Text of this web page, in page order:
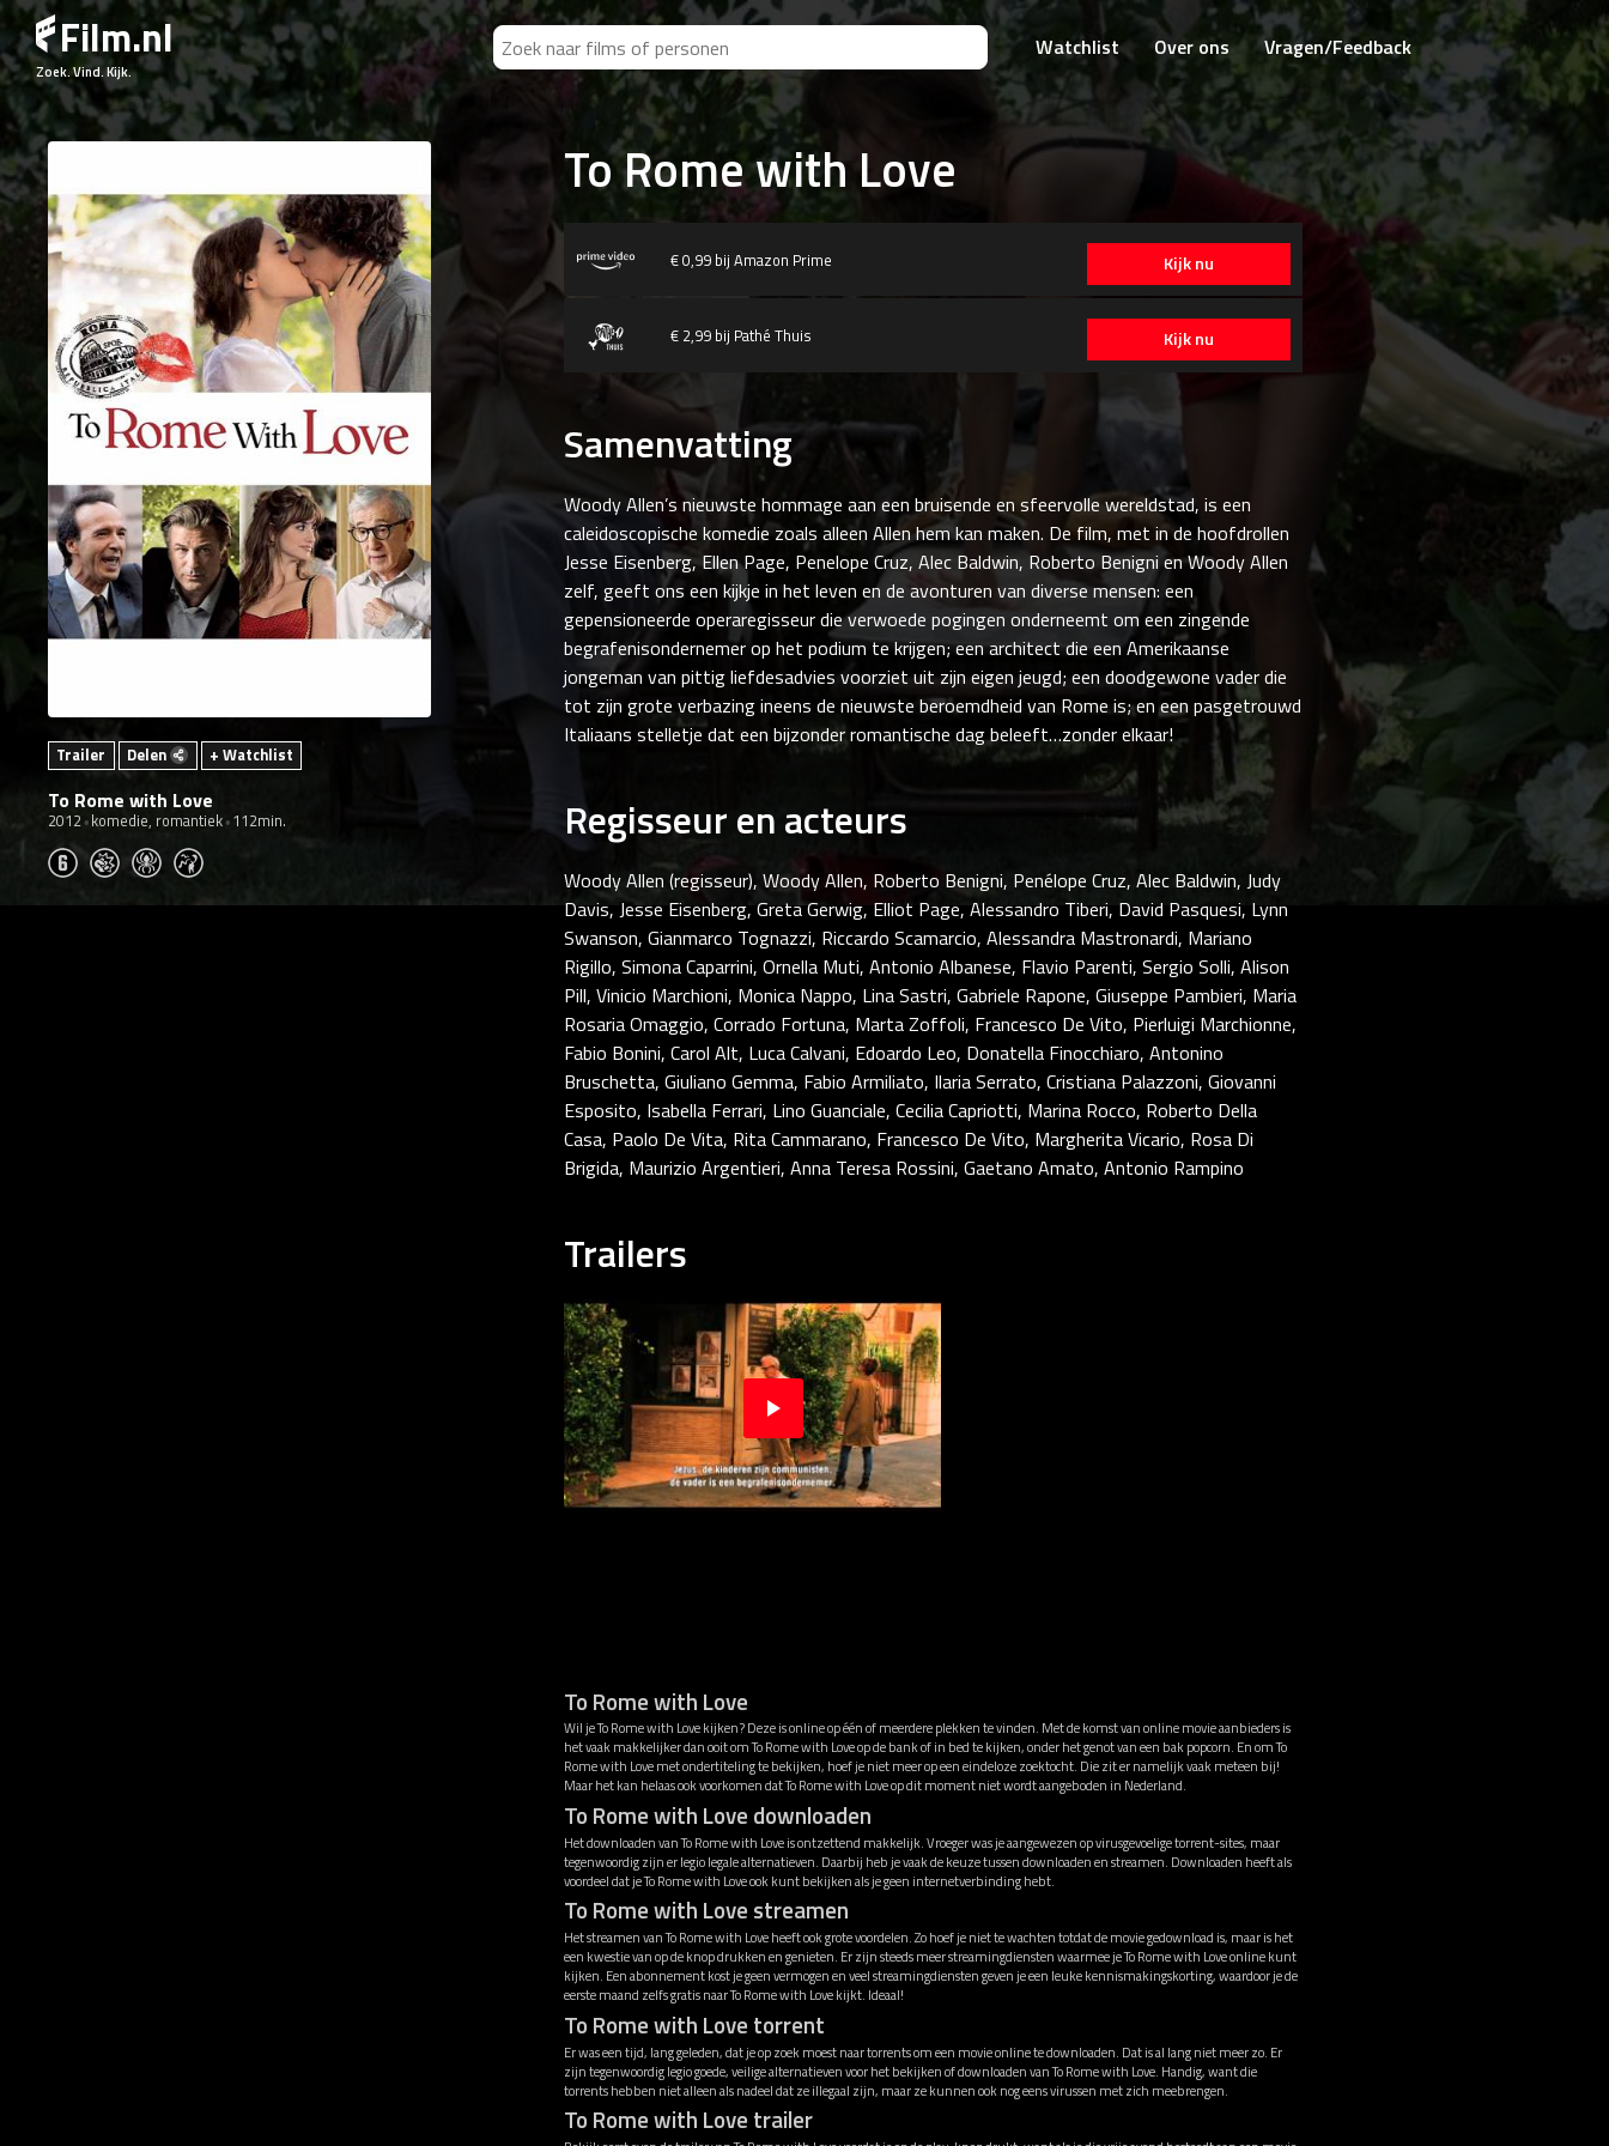
Film.nl
Zoek. Vind. Kijk.
Watchlist Over ons Vragen/Feedback
Trailer Delen + Watchlist
To Rome with Love
2012 komedie, romantiek 112min.
To Rome with Love
Kijk nu
€ 0,99 bij Amazon Prime
Kijk nu
€ 2,99 bij Pathé Thuis
Samenvatting
Woody Allen’s nieuwste hommage aan een bruisende en sfeervolle wereldstad, is een
caleidoscopische komedie zoals alleen Allen hem kan maken. De film, met in de hoofdrollen
Jesse Eisenberg, Ellen Page, Penelope Cruz, Alec Baldwin, Roberto Benigni en Woody Allen
zelf, geeft ons een kijkje in het leven en de avonturen van diverse mensen: een
gepensioneerde operaregisseur die verwoede pogingen onderneemt om een zingende
begrafenisondernemer op het podium te krijgen; een architect die een Amerikaanse
jongeman van pittig liefdesadvies voorziet uit zijn eigen jeugd; een doodgewone vader die
tot zijn grote verbazing ineens de nieuwste beroemdheid van Rome is; en een pasgetrouwd
Italiaans stelletje dat een bijzonder romantische dag beleeft…zonder elkaar!
Regisseur en acteurs
Woody Allen (regisseur), Woody Allen, Roberto Benigni, Penélope Cruz, Alec Baldwin, Judy
Davis, Jesse Eisenberg, Greta Gerwig, Elliot Page, Alessandro Tiberi, David Pasquesi, Lynn
Swanson, Gianmarco Tognazzi, Riccardo Scamarcio, Alessandra Mastronardi, Mariano
Rigillo, Simona Caparrini, Ornella Muti, Antonio Albanese, Flavio Parenti, Sergio Solli, Alison
Pill, Vinicio Marchioni, Monica Nappo, Lina Sastri, Gabriele Rapone, Giuseppe Pambieri, Maria
Rosaria Omaggio, Corrado Fortuna, Marta Zoffoli, Francesco De Vito, Pierluigi Marchionne,
Fabio Bonini, Carol Alt, Luca Calvani, Edoardo Leo, Donatella Finocchiaro, Antonino
Bruschetta, Giuliano Gemma, Fabio Armiliato, Ilaria Serrato, Cristiana Palazzoni, Giovanni
Esposito, Isabella Ferrari, Lino Guanciale, Cecilia Capriotti, Marina Rocco, Roberto Della
Casa, Paolo De Vita, Rita Cammarano, Francesco De Vito, Margherita Vicario, Rosa Di
Brigida, Maurizio Argentieri, Anna Teresa Rossini, Gaetano Amato, Antonio Rampino
Trailers
To Rome with Love
Wil je To Rome with Love kijken? Deze is online op één of meerdere plekken te vinden. Met de komst van online movie aanbieders is
het vaak makkelijker dan ooit om To Rome with Love op de bank of in bed te kijken, onder het genot van een bak popcorn. En om To
Rome with Love met ondertiteling te bekijken, hoef je niet meer op een eindeloze zoektocht. Die zit er namelijk vaak meteen bij!
Maar het kan helaas ook voorkomen dat To Rome with Love op dit moment niet wordt aangeboden in Nederland.
To Rome with Love downloaden
Het downloaden van To Rome with Love is ontzettend makkelijk. Vroeger was je aangewezen op virusgevoelige torrent-sites, maar
tegenwoordig zijn er legio legale alternatieven. Daarbij heb je vaak de keuze tussen downloaden en streamen. Downloaden heeft als
voordeel dat je To Rome with Love ook kunt bekijken als je geen internetverbinding hebt.
To Rome with Love streamen
Het streamen van To Rome with Love heeft ook grote voordelen. Zo hoef je niet te wachten totdat de movie gedownload is, maar is het
een kwestie van op de knop drukken en genieten. Er zijn steeds meer streamingdiensten waarmee je To Rome with Love online kunt
kijken. Een abonnement kost je geen vermogen en veel streamingdiensten geven je een leuke kennismakingskorting, waardoor je de
eerste maand zelfs gratis naar To Rome with Love kijkt. Ideaal!
To Rome with Love torrent
Er was een tijd, lang geleden, dat je op zoek moest naar torrents om een movie online te downloaden. Dat is al lang niet meer zo. Er
zijn tegenwoordig legio goede, veilige alternatieven voor het bekijken of downloaden van To Rome with Love. Handig, want die
torrents hebben niet alleen als nadeel dat ze illegaal zijn, maar ze kunnen ook nog eens virussen met zich meebrengen.
To Rome with Love trailer